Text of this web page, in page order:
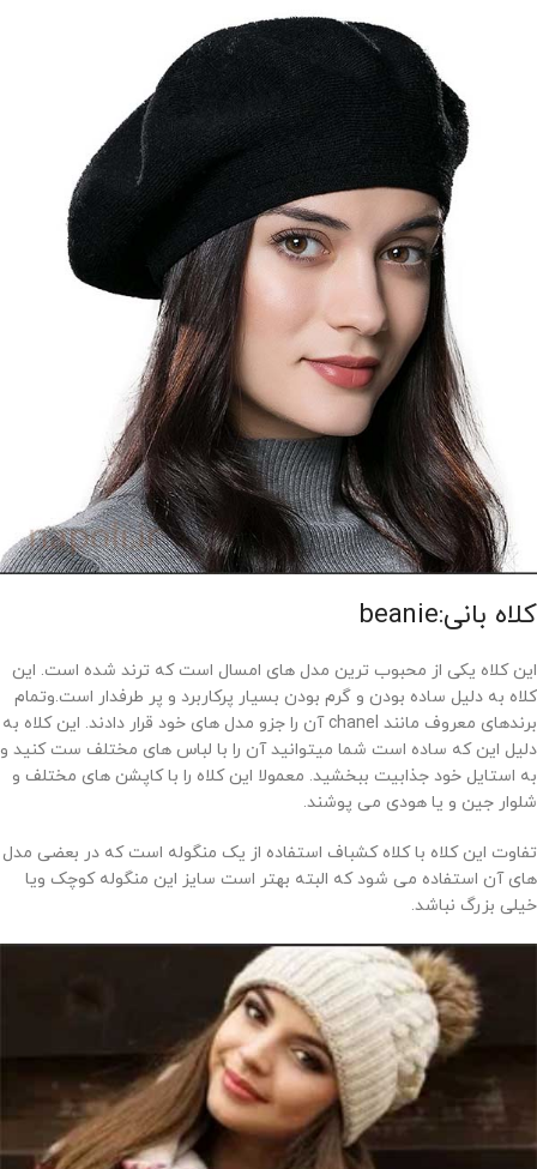
کلاه بانی:beanie
این کلاه یکی از محبوب ترین مدل های امسال است که ترند شده است. این
کلاه به دلیل ساده بودن و گرم بودن بسیار پرکاربرد و پر طرفدار است.وتمام
برندهای معروف مانند chanel آن را جزو مدل های خود قرار دادند. این کلاه به
دلیل این که ساده است شما میتوانید آن را با لباس های مختلف ست کنید و
به استایل خود جذابیت ببخشید. معمولا این کلاه را با کاپشن های مختلف و
شلوار جین و یا هودی می پوشند.
تفاوت این کلاه با کلاه کشباف استفاده از یک منگوله است که در بعضی مدل
های آن استفاده می شود که البته بهتر است سایز این منگوله کوچک ویا
خیلی بزرگ نباشد.